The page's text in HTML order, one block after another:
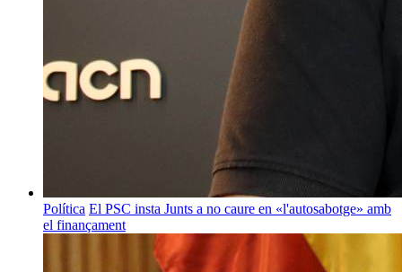
Política El PSC insta Junts a no caure en «l'autosabotge» amb
el finançament